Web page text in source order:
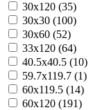
30x120 (35)
30x30 (100)
30x60 (52)
33x120 (64)
40.5x40.5 (10)
59.7x119.7 (1)
60x119.5 (14)
60x120 (191)